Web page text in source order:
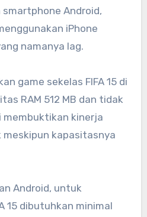
Android,
iPhone
namanya lag.
game sekelas FIFA 15 di
RAM 512 MB dan tidak
membuktikan kinerja
meskipun kapasitasnya
Android, untuk
15 dibutuhkan minimal